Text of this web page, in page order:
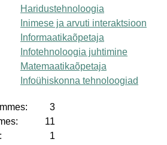
Haridustehnoloogia
Inimese ja arvuti interaktsioon
Informaatikaõpetaja
Infotehnoloogia juhtimine
Matemaatikaõpetaja
Infoühiskonna tehnoloogiad
3
11
1